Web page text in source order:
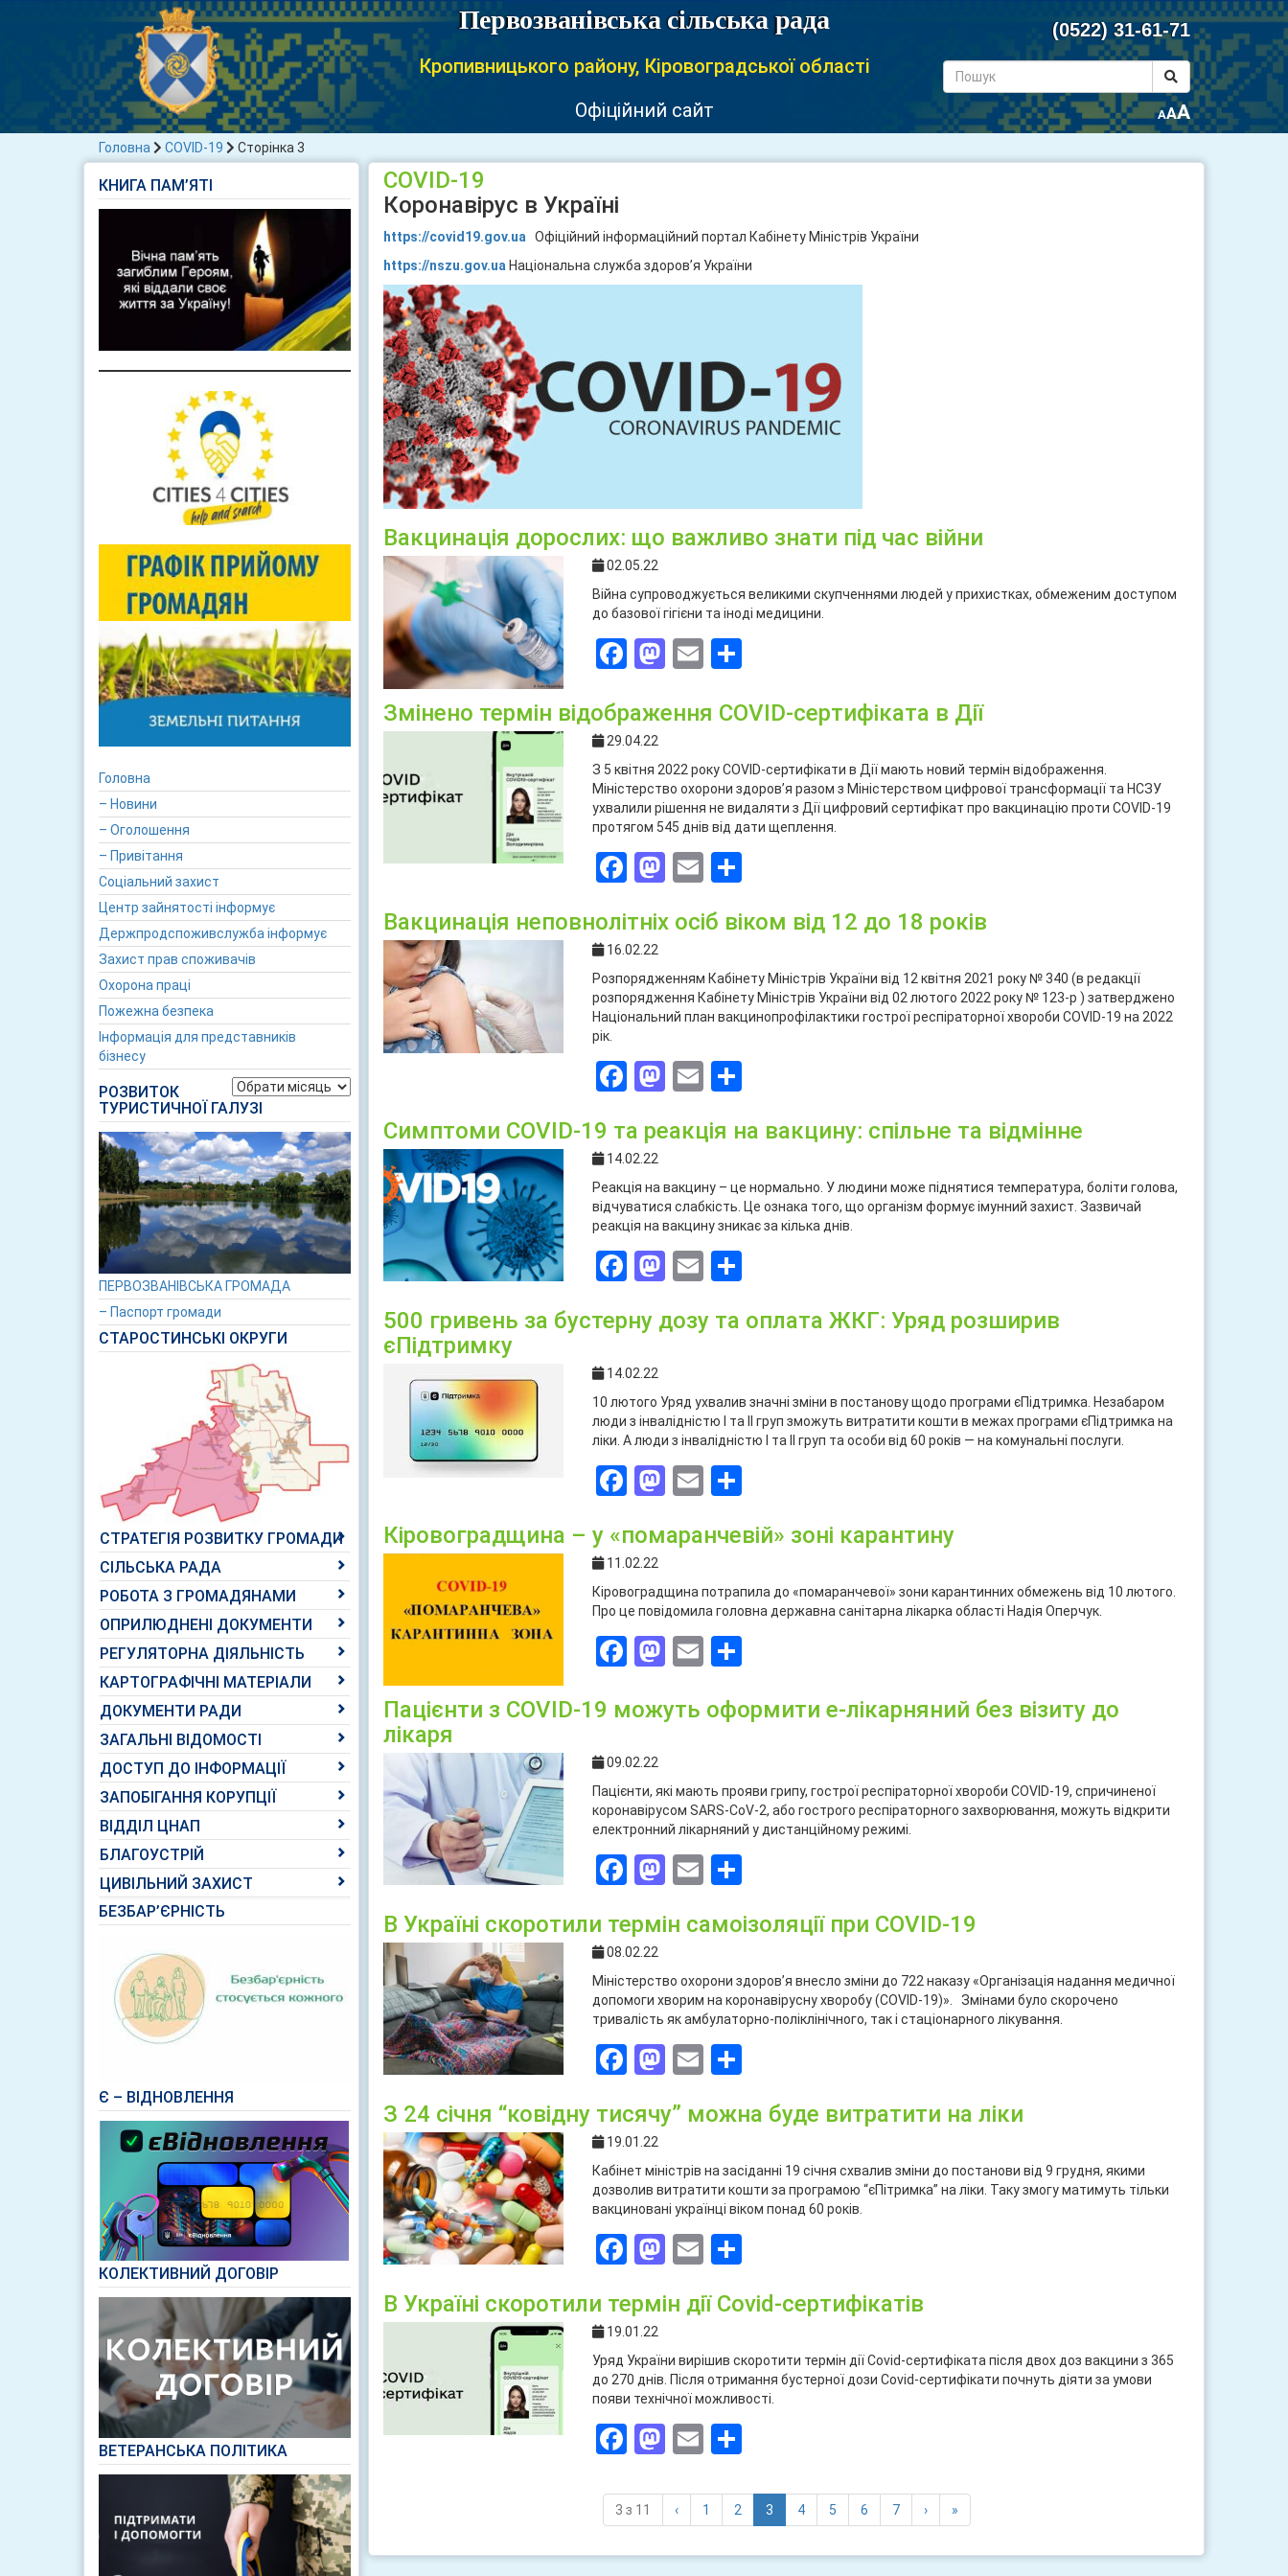
Первозванівська сільська рада
Кропивницького району, Кіровоградської області
Офіційний сайт
(0522) 31-61-71
AAA
Головна COVID-19 Сторінка 3
КНИГА ПАМ’ЯТІ
Головна
– Новини
– Оголошення
– Привітання
Соціальний захист
Центр зайнятості інформує
Держпродспоживслужба інформує
Захист прав споживачів
Охорона праці
Пожежна безпека
Інформація для представників
бізнесу
Архіви
РОЗВИТОК
ТУРИСТИЧНОЇ ГАЛУЗІ
ПЕРВОЗВАНІВСЬКА ГРОМАДА
– Паспорт громади
СТАРОСТИНСЬКІ ОКРУГИ
СТРАТЕГІЯ РОЗВИТКУ ГРОМАДИ
СІЛЬСЬКА РАДА
РОБОТА З ГРОМАДЯНАМИ
ОПРИЛЮДНЕНІ ДОКУМЕНТИ
РЕГУЛЯТОРНА ДІЯЛЬНІСТЬ
КАРТОГРАФІЧНІ МАТЕРІАЛИ
ДОКУМЕНТИ РАДИ
ЗАГАЛЬНІ ВІДОМОСТІ
ДОСТУП ДО ІНФОРМАЦІЇ
ЗАПОБІГАННЯ КОРУПЦІЇ
ВІДДІЛ ЦНАП
БЛАГОУСТРІЙ
ЦИВІЛЬНИЙ ЗАХИСТ
БЕЗБАР’ЄРНІСТЬ
Є – ВІДНОВЛЕННЯ
КОЛЕКТИВНИЙ ДОГОВІР
ВЕТЕРАНСЬКА ПОЛІТИКА
COVID-19
Коронавірус в Україні
https://covid19.gov.ua Офіційний інформаційний портал Кабінету Міністрів України
https://nszu.gov.ua Національна служба здоров’я України
Вакцинація дорослих: що важливо знати під час війни
02.05.22
Війна супроводжується великими скупченнями людей у прихистках, обмеженим доступом
до базової гігієни та іноді медицини.
Facebook
Mastodon
EmailПоділитися
Змінено термін відображення COVID-сертифіката в Дії
29.04.22
З 5 квітня 2022 року COVID-сертифікати в Дії мають новий термін відображення.
Міністерство охорони здоров’я разом з Міністерством цифрової трансформації та НСЗУ
ухвалили рішення не видаляти з Дії цифровий сертифікат про вакцинацію проти СOVID-19
протягом 545 днів від дати щеплення.
Facebook
Mastodon
EmailПоділитися
Вакцинація неповнолітніх осіб віком від 12 до 18 років
16.02.22
Розпорядженням Кабінету Міністрів України від 12 квітня 2021 року № 340 (в редакції
розпорядження Кабінету Міністрів України від 02 лютого 2022 року № 123-р ) затверджено
Національний план вакцинопрофілактики гострої респіраторної хвороби COVID-19 на 2022
рік.
Facebook
Mastodon
EmailПоділитися
Симптоми COVID-19 та реакція на вакцину: спільне та відмінне
14.02.22
Реакція на вакцину – це нормально. У людини може піднятися температура, боліти голова,
відчуватися слабкість. Це ознака того, що організм формує імунний захист. Зазвичай
реакція на вакцину зникає за кілька днів.
Facebook
Mastodon
EmailПоділитися
500 гривень за бустерну дозу та оплата ЖКГ: Уряд розширив
єПідтримку
14.02.22
10 лютого Уряд ухвалив значні зміни в постанову щодо програми єПідтримка. Незабаром
люди з інвалідністю І та ІІ груп зможуть витратити кошти в межах програми єПідтримка на
ліки. А люди з інвалідністю І та ІІ груп та особи від 60 років — на комунальні послуги.
Facebook
Mastodon
EmailПоділитися
Кіровоградщина – у «помаранчевій» зоні карантину
11.02.22
Кіровоградщина потрапила до «помаранчевої» зони карантинних обмежень від 10 лютого.
Про це повідомила головна державна санітарна лікарка області Надія Оперчук.
Facebook
Mastodon
EmailПоділитися
Пацієнти з COVID-19 можуть оформити е-лікарняний без візиту до
лікаря
09.02.22
Пацієнти, які мають прояви грипу, гострої респіраторної хвороби COVID-19, спричиненої
коронавірусом SARS-CoV-2, або гострого респіраторного захворювання, можуть відкрити
електронний лікарняний у дистанційному режимі.
Facebook
Mastodon
EmailПоділитися
В Україні скоротили термін самоізоляції при COVID-19
08.02.22
Міністерство охорони здоров’я внесло зміни до 722 наказу «Організація надання медичної
допомоги хворим на коронавірусну хворобу (COVID-19)». Змінами було скорочено
тривалість як амбулаторно-поліклінічного, так і стаціонарного лікування.
Facebook
Mastodon
EmailПоділитися
З 24 січня “ковідну тисячу” можна буде витратити на ліки
19.01.22
Кабінет міністрів на засіданні 19 січня схвалив зміни до постанови від 9 грудня, якими
дозволив витратити кошти за програмою “єПітримка” на ліки. Таку змогу матимуть тільки
вакциновані українці віком понад 60 років.
Facebook
Mastodon
EmailПоділитися
В Україні скоротили термін дії Covid-сертифікатів
19.01.22
Уряд України вирішив скоротити термін дії Covid-сертифіката після двох доз вакцини з 365
до 270 днів. Після отримання бустерної дози Covid-сертифікати почнуть діяти за умови
появи технічної можливості.
Facebook
Mastodon
EmailПоділитися
3 з 11 ‹ 1 2 3(current)
4 5 6 7 › »